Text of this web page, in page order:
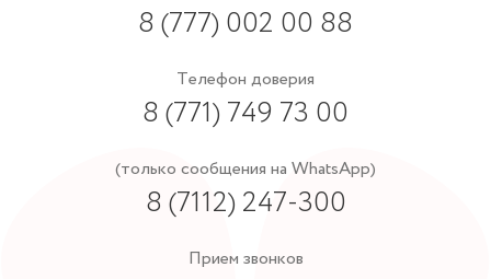
8 (777) 002 00 88
Телефон доверия
8 (771) 749 73 00
(только сообщения на WhatsApp)
8 (7112) 247-300
Прием звонков